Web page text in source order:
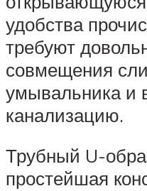
удобства
требуют
совмещения
умывальника и
канализацию.
Трубный U-
простейшая